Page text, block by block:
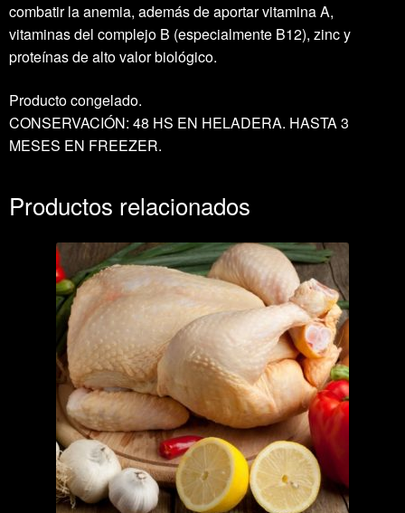
combatir la anemia, además de aportar vitamina A,
vitaminas del complejo B (especialmente B12), zinc y
proteínas de alto valor biológico.
Producto congelado.
CONSERVACIÓN: 48 HS EN HELADERA. HASTA 3
MESES EN FREEZER.
Productos relacionados